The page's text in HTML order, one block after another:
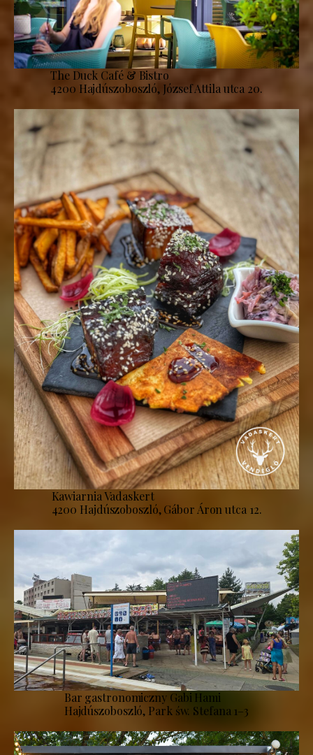
The Duck Café & Bistro
4200 Hajdúszoboszló, József Attila utca 20.
Kawiarnia Vadaskert
4200 Hajdúszoboszló, Gábor Áron utca 12.
Bar gastronomiczny Gabi Hami
Hajdúszoboszló, Park św. Stefana 1–3